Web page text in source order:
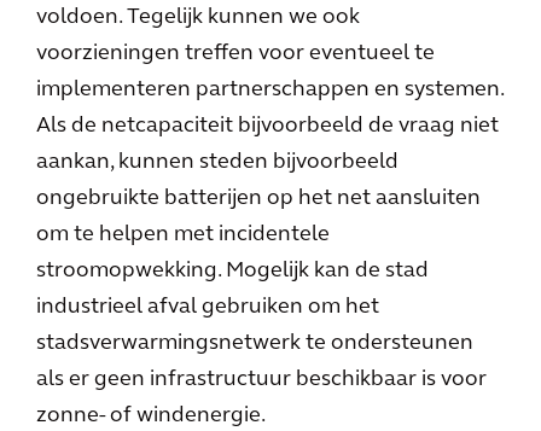
voldoen. Tegelijk kunnen we ook
voorzieningen treffen voor eventueel te
implementeren partnerschappen en systemen.
Als de netcapaciteit bijvoorbeeld de vraag niet
aankan, kunnen steden bijvoorbeeld
ongebruikte batterijen op het net aansluiten
om te helpen met incidentele
stroomopwekking. Mogelijk kan de stad
industrieel afval gebruiken om het
stadsverwarmingsnetwerk te ondersteunen
als er geen infrastructuur beschikbaar is voor
zonne- of windenergie.